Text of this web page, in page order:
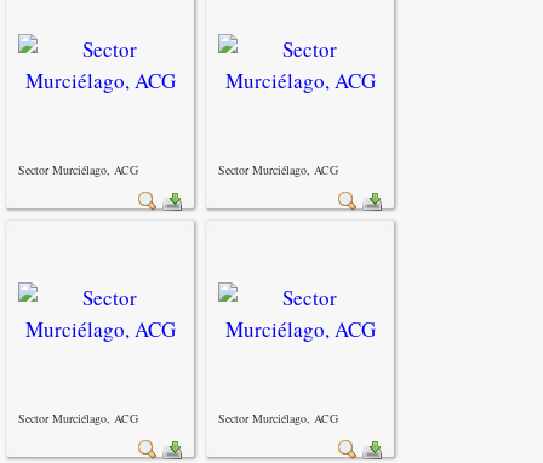
Sector Murciélago, ACG Sector Murciélago, ACG
Sector Murciélago, ACG Sector Murciélago, ACG